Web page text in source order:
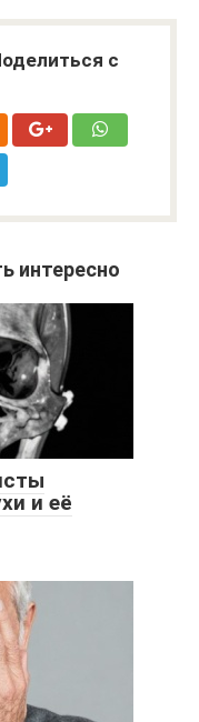
с
интересно
и её